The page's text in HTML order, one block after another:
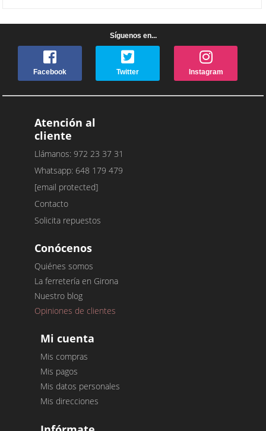
Síguenos en...
Facebook Twitter Instagram
Atención al
cliente
Llámanos: 972 23 37 31
Whatsapp: 648 179 479
[email protected]
Contacto
Solicita repuestos
Conócenos
Quiénes somos
La ferretería en Girona
Nuestro blog
Opiniones de clientes
Mi cuenta
Mis compras
Mis pagos
Mis datos personales
Mis direcciones